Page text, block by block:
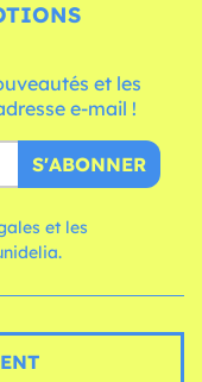
et les
e-mail !
S'ABONNER
et les